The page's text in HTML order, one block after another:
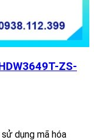
ZS-
dụng mã hóa